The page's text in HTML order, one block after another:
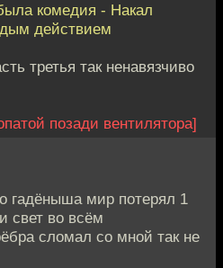
комедия - Накал
действием
третья так ненавязчиво
позади вентилятора]
гадёныша мир потерял 1
свет во всём
сломал со мной так не